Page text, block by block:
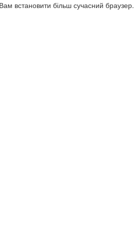
встановити більш сучасний браузер.